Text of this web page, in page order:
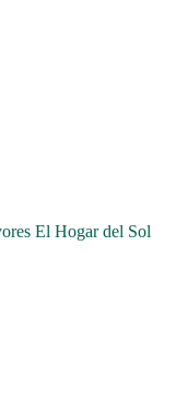
El Hogar del Sol